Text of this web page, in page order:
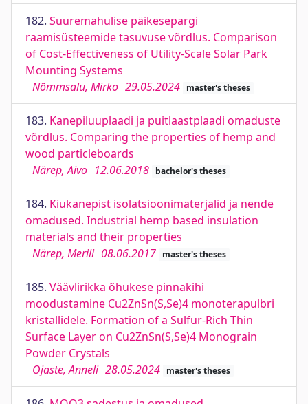
182. Suuremahulise päikesepargi
raamisüsteemide tasuvuse võrdlus. Comparison
of Cost-Effectiveness of Utility-Scale Solar Park
Mounting Systems
Nõmmsalu, Mirko 29.05.2024 master's theses
183. Kanepiluuplaadi ja puitlaastplaadi omaduste
võrdlus. Comparing the properties of hemp and
wood particleboards
Närep, Aivo 12.06.2018 bachelor's theses
184. Kiukanepist isolatsioonimaterjalid ja nende
omadused. Industrial hemp based insulation
materials and their properties
Närep, Merili 08.06.2017 master's theses
185. Väävlirikka õhukese pinnakihi
moodustamine Cu2ZnSn(S,Se)4 monoterapulbri
kristallidele. Formation of a Sulfur-Rich Thin
Surface Layer on Cu2ZnSn(S,Se)4 Monograin
Powder Crystals
Ojaste, Anneli 28.05.2024 master's theses